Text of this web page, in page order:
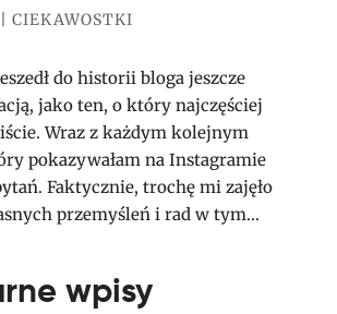
CIEKAWOSTKI
do historii bloga jeszcze
jako ten, o który najczęściej
Wraz z każdym kolejnym
pokazywałam na Instagramie
Faktycznie, trochę mi zajęło
przemyśleń i rad w tym...
wpisy